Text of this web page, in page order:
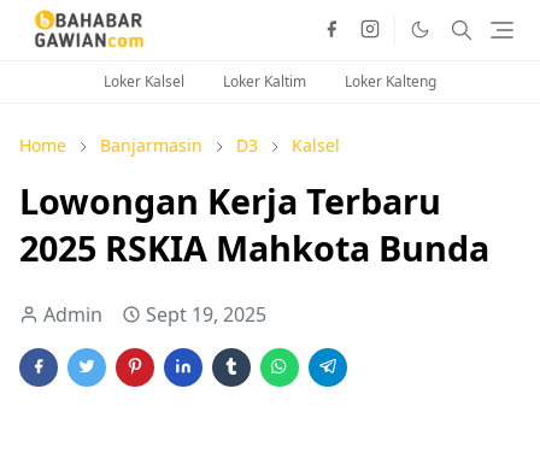
Loker Kalsel Loker Kaltim Loker Kalteng
Home Banjarmasin D3 Kalsel
Lowongan Kerja Terbaru
2025 RSKIA Mahkota Bunda
Admin Sept 19, 2025